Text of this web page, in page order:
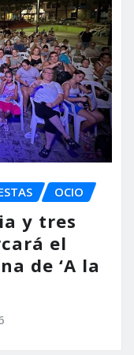
OCIO
y tres
el
de ‘A la